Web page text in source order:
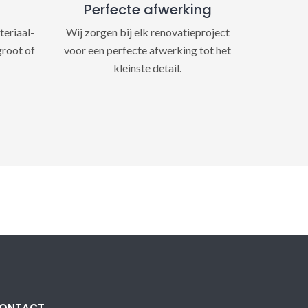
of
Perfecte afwerking
Wij zorgen bij elk renovatieproject
voor een perfecte afwerking tot het
kleinste detail.